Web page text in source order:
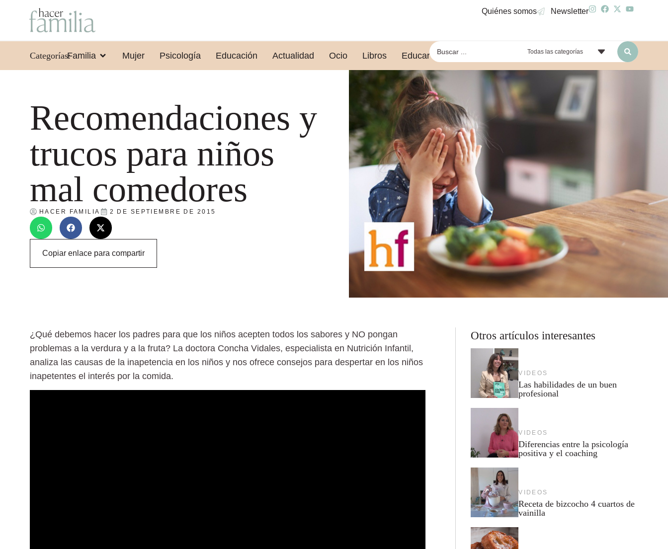
Quiénes somos Newsletter
Categorías:Familia Mujer Psicología Educación Actualidad Ocio Libros Educar leyendo Todas las categorías
Recomendaciones y
trucos para niños
mal comedores
HACER FAMILIA 2 DE SEPTIEMBRE DE 2015
Copiar enlace para compartir
¿Qué debemos hacer los padres para que los niños acepten todos los sabores y NO pongan
problemas a la verdura y a la fruta? La doctora Concha Vidales, especialista en Nutrición Infantil,
analiza las causas de la inapetencia en los niños y nos ofrece consejos para despertar en los niños
inapetentes el interés por la comida.
Otros artículos interesantes
VIDEOS
Las habilidades de un buen
profesional
VIDEOS
Diferencias entre la psicología
positiva y el coaching
VIDEOS
Receta de bizcocho 4 cuartos de
vainilla